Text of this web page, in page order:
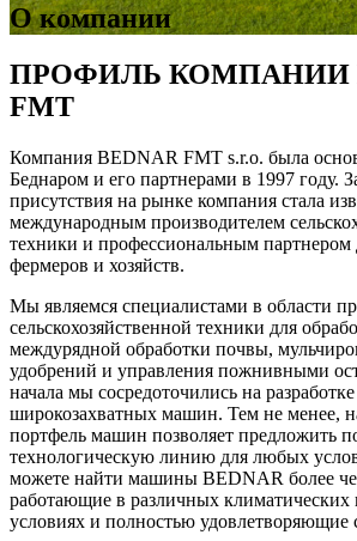
О компании
ПРОФИЛЬ КОМПАНИИ
FMT
Компания BEDNAR FMT s.r.o. была
Беднаром и его партнерами в 1997 году.
присутствия на рынке компания стала
международным производителем
техники и профессиональным партнером
фермеров и хозяйств.
Мы являемся специалистами в области
сельскохозяйственной техники для
междурядной обработки почвы,
удобрений и управления пожнивными
начала мы сосредоточились на
широкозахватных машин. Тем не менее,
портфель машин позволяет предложить
технологическую линию для любых
можете найти машины BEDNAR более
работающие в различных
условиях и полностью удовлетворяющие